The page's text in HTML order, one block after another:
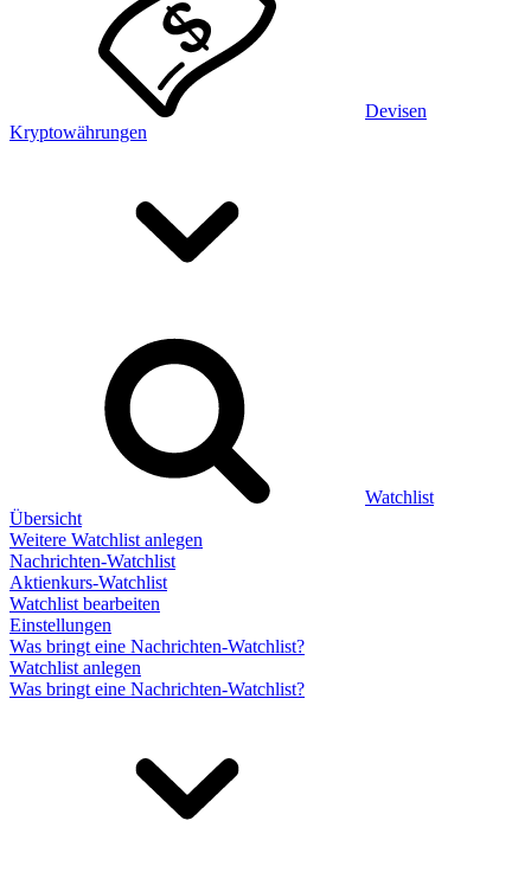
Devisen
Kryptowährungen
Watchlist
Übersicht
Weitere Watchlist anlegen
Nachrichten-Watchlist
Aktienkurs-Watchlist
Watchlist bearbeiten
Einstellungen
Was bringt eine Nachrichten-Watchlist?
Watchlist anlegen
Was bringt eine Nachrichten-Watchlist?